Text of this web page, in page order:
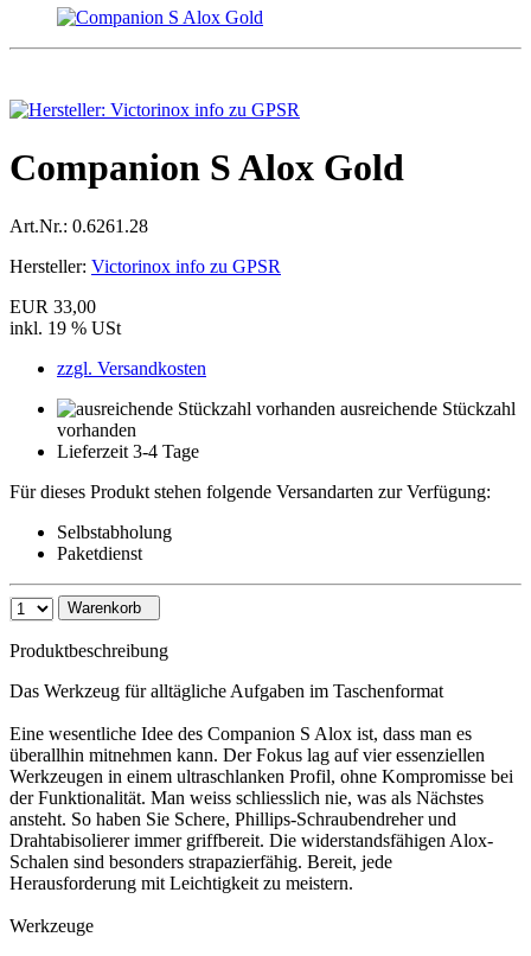
Companion S Alox Gold
Art.Nr.: 0.6261.28
Hersteller: Victorinox info zu GPSR
EUR 33,00
inkl. 19 % USt
zzgl. Versandkosten
ausreichende Stückzahl
vorhanden
Lieferzeit 3-4 Tage
Für dieses Produkt stehen folgende Versandarten zur Verfügung:
Selbstabholung
Paketdienst
Warenkorb
Produktbeschreibung
Das Werkzeug für alltägliche Aufgaben im Taschenformat
Eine wesentliche Idee des Companion S Alox ist, dass man es
überallhin mitnehmen kann. Der Fokus lag auf vier essenziellen
Werkzeugen in einem ultraschlanken Profil, ohne Kompromisse bei
der Funktionalität. Man weiss schliesslich nie, was als Nächstes
ansteht. So haben Sie Schere, Phillips-Schraubendreher und
Drahtabisolierer immer griffbereit. Die widerstandsfähigen Alox-
Schalen sind besonders strapazierfähig. Bereit, jede
Herausforderung mit Leichtigkeit zu meistern.
Werkzeuge